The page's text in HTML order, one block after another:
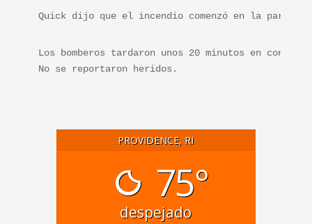
Quick dijo que el incendio comenzó en la parte
Los bomberos tardaron unos 20 minutos en
No se reportaron heridos.
PROVIDENCE, RI
75°
despejado